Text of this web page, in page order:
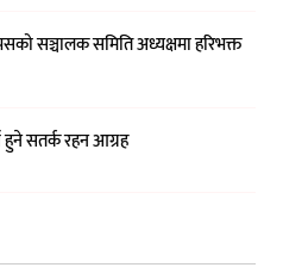
सञ्चालक समिति अध्यक्षमा हरिभक्त
हुने सतर्क रहन आग्रह